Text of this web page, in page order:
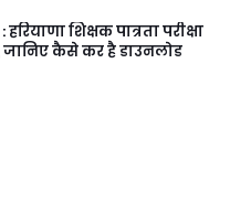
शिक्षक पात्रता परीक्षा
जानिए कैसे कर है डाउनलोड